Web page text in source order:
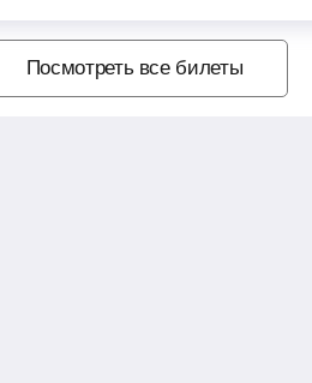
Посмотреть все билеты